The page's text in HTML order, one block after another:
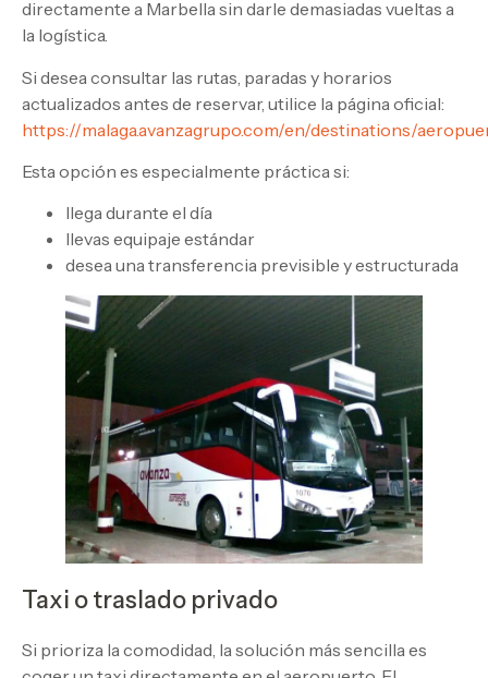
directamente a Marbella sin darle demasiadas vueltas a
la logística.
Si desea consultar las rutas, paradas y horarios
actualizados antes de reservar, utilice la página oficial:
https://malaga.avanzagrupo.com/en/destinations/
Esta opción es especialmente práctica si:
llega durante el día
llevas equipaje estándar
desea una transferencia previsible y estructurada
Taxi o traslado privado
Si prioriza la comodidad, la solución más sencilla es